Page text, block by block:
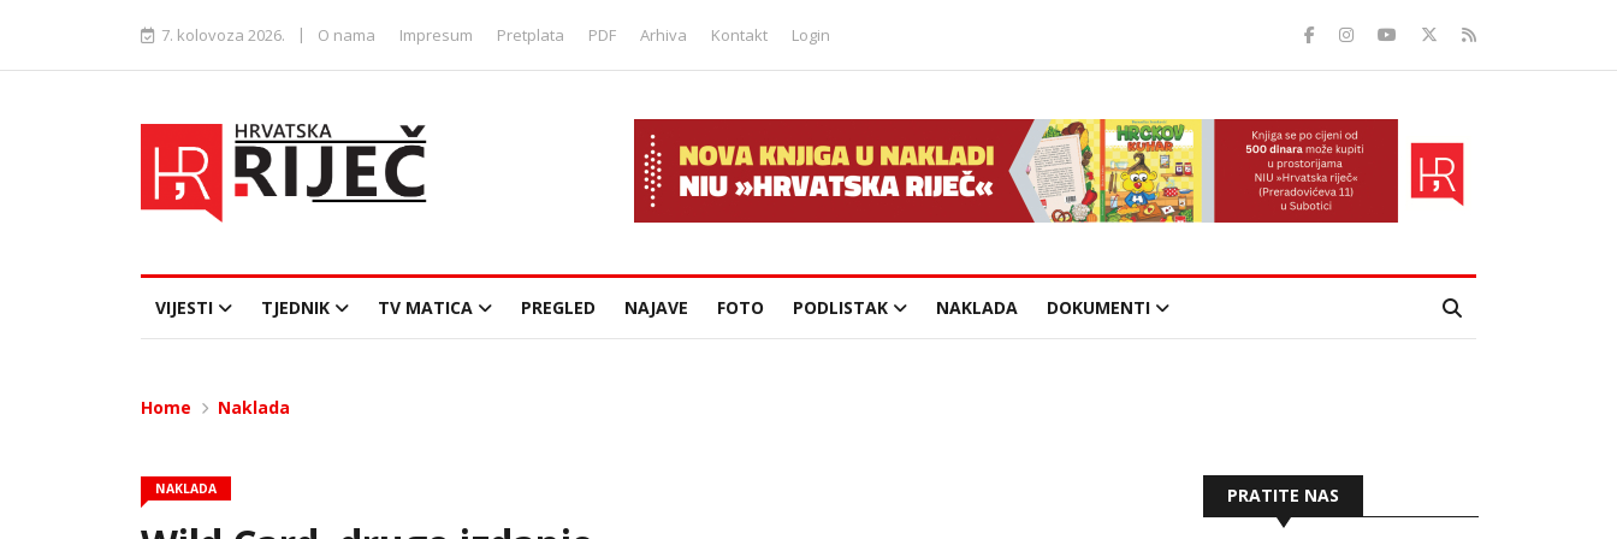
7. kolovoza 2026. | O nama Impresum Pretplata PDF Arhiva Kontakt Login
VIJESTI TJEDNIK TV MATICA PREGLED NAJAVE FOTO PODLISTAK NAKLADA DOKUMENTI
Home Naklada
NAKLADA PRATITE NAS